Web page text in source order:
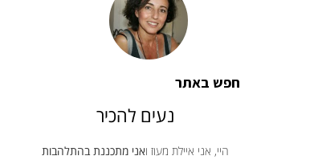
חפש באתר
נעים להכיר
היי, אני איילת מעוז ואני מתכננת בהתלהבות